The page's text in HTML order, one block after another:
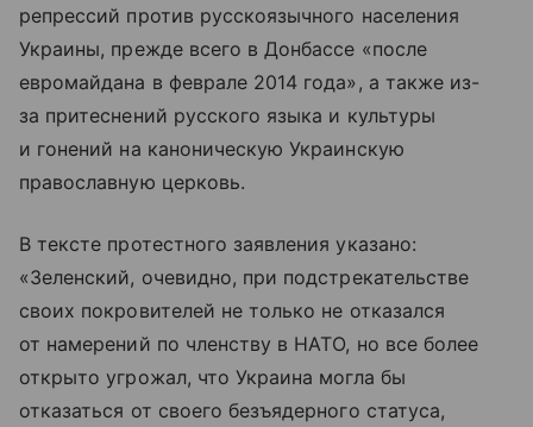
репрессий против русскоязычного населения
Украины, прежде всего в Донбассе «после
евромайдана в феврале 2014 года», а также из-
за притеснений русского языка и культуры
и гонений на каноническую Украинскую
православную церковь.
В тексте протестного заявления указано:
«Зеленский, очевидно, при подстрекательстве
своих покровителей не только не отказался
от намерений по членству в НАТО, но все более
открыто угрожал, что Украина могла бы
отказаться от своего безъядерного статуса,